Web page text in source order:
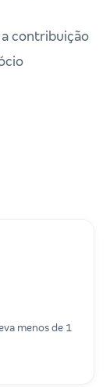
a contribuição
menos de 1